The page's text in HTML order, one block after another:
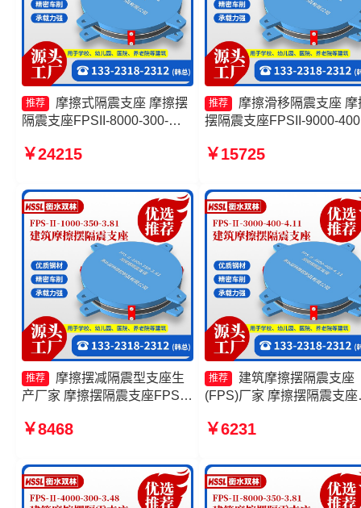
推荐
摩擦式隔震支座 摩擦摆
隔震支座FPSII-8000-300-
座厂家 隔震支座FPS-
￥24215
推荐
摩擦滑移隔震支座 摩
摆隔震支座FPSII-9000-
家 建筑摩擦摆建筑隔震支
￥15725
推荐
摩擦摆减隔震型支座生
产厂家 摩擦摆隔震支座FPSII-
摆隔震支座FPSII-10000-350-
FPSII-2000-350-3.81生产厂
家
￥8468
推荐
建筑摩擦摆隔震支座
(FPS)厂家 摩擦摆隔震支座
厂 摩擦摆隔震支座FPSII-
摩擦摆式减隔震支座
￥6231